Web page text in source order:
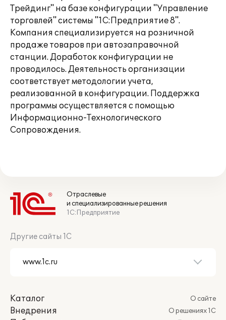
Трейдинг" на базе конфигурации "Управление
торговлей" системы "1С:Предприятие 8".
Компания специализируется на розничной
продаже товаров при автозаправочной
станции. Доработок конфигурации не
проводилось. Деятельность организации
соответствует методологии учета,
реализованной в конфигурации. Поддержка
программы осуществляется с помощью
Информационно-Технологического
Сопровождения.
Отраслевые
и специализированные решения
1С:Предприятие
Другие сайты 1С
Каталог
Внедрения
О сайте
О решениях 1С